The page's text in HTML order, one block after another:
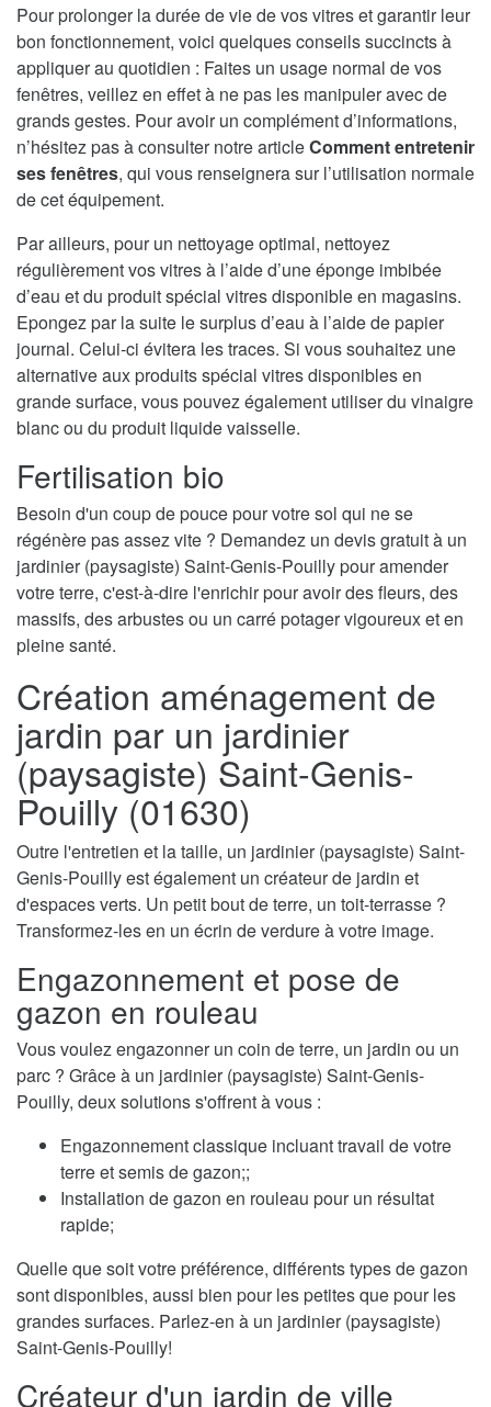
Pour prolonger la durée de vie de vos vitres et garantir leur
bon fonctionnement, voici quelques conseils succincts à
appliquer au quotidien : Faites un usage normal de vos
fenêtres, veillez en effet à ne pas les manipuler avec de
grands gestes. Pour avoir un complément d’informations,
n’hésitez pas à consulter notre articleComment entretenir
ses fenêtres, qui vous renseignera sur l’utilisation normale
de cet équipement.
Par ailleurs, pour un nettoyage optimal, nettoyez
régulièrement vos vitres à l’aide d’une éponge imbibée
d’eau et du produit spécial vitres disponible en magasins.
Epongez par la suite le surplus d’eau à l’aide de papier
journal. Celui-ci évitera les traces. Si vous souhaitez une
alternative aux produits spécial vitres disponibles en
grande surface, vous pouvez également utiliser du vinaigre
blanc ou du produit liquide vaisselle.
Fertilisation bio
Besoin d'un coup de pouce pour votre sol qui ne se
régénère pas assez vite ? Demandez un devis gratuit à un
jardinier (paysagiste) Saint-Genis-Pouilly pour amender
votre terre, c'est-à-dire l'enrichir pour avoir des fleurs, des
massifs, des arbustes ou un carré potager vigoureux et en
pleine santé.
Création aménagement de
jardin par un jardinier
(paysagiste) Saint-Genis-
Pouilly (01630)
Outre l'entretien et la taille, un jardinier (paysagiste) Saint-
Genis-Pouilly est également un créateur de jardin et
d'espaces verts. Un petit bout de terre, un toit-terrasse ?
Transformez-les en un écrin de verdure à votre image.
Engazonnement et pose de
gazon en rouleau
Vous voulez engazonner un coin de terre, un jardin ou un
parc ? Grâce à un jardinier (paysagiste) Saint-Genis-
Pouilly, deux solutions s'offrent à vous :
Engazonnement classique incluant travail de votre
terre et semis de gazon;;
Installation de gazon en rouleau pour un résultat
rapide;
Quelle que soit votre préférence, différents types de gazon
sont disponibles, aussi bien pour les petites que pour les
grandes surfaces. Parlez-en à un jardinier (paysagiste)
Saint-Genis-Pouilly!
Créateur d'un jardin de ville